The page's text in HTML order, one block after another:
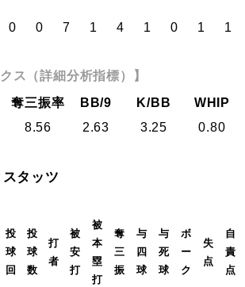
0 0 7 1 4 1 0 1 1
ス（詳細分析指標）】
奪三振率 BB/9 K/BB
WHIP
8.56 2.63 3.25 0.80
タッツ
投
球
回
投
球
数
打
者
被
安
打
被
本
塁
打
奪
三
振
与
四
球
与
死
球
ボ
ー
ク
失
点
自
責
点